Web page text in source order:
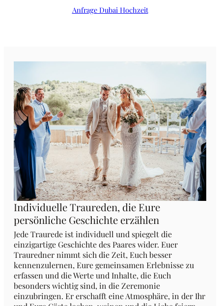
Anfrage Dubai Hochzeit
Individuelle Traureden, die Eure
persönliche Geschichte erzählen
Jede Traurede ist individuell und spiegelt die
einzigartige Geschichte des Paares wider. Euer
Trauredner nimmt sich die Zeit, Euch besser
kennenzulernen, Eure gemeinsamen Erlebnisse zu
erfassen und die Werte und Inhalte, die Euch
besonders wichtig sind, in die Zeremonie
einzubringen. Er erschafft eine Atmosphäre, in der Ihr